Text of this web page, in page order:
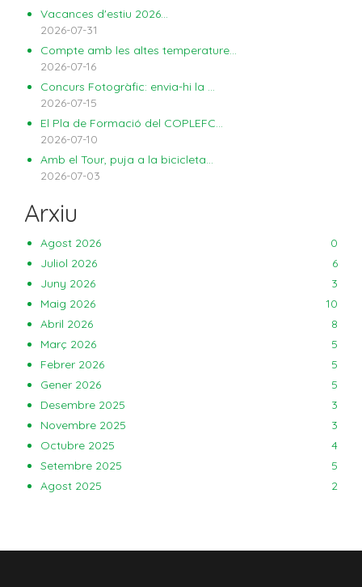
Vacances d'estiu 2026...
2026-07-31
Compte amb les altes temperature...
2026-07-16
Concurs Fotogràfic: envia-hi la ...
2026-07-15
El Pla de Formació del COPLEFC...
2026-07-10
Amb el Tour, puja a la bicicleta...
2026-07-03
Arxiu
Agost 2026
0
Juliol 2026
6
Juny 2026
3
Maig 2026
10
Abril 2026
8
Març 2026
5
Febrer 2026
5
Gener 2026
5
Desembre 2025
3
Novembre 2025
3
Octubre 2025
4
Setembre 2025
5
Agost 2025
2